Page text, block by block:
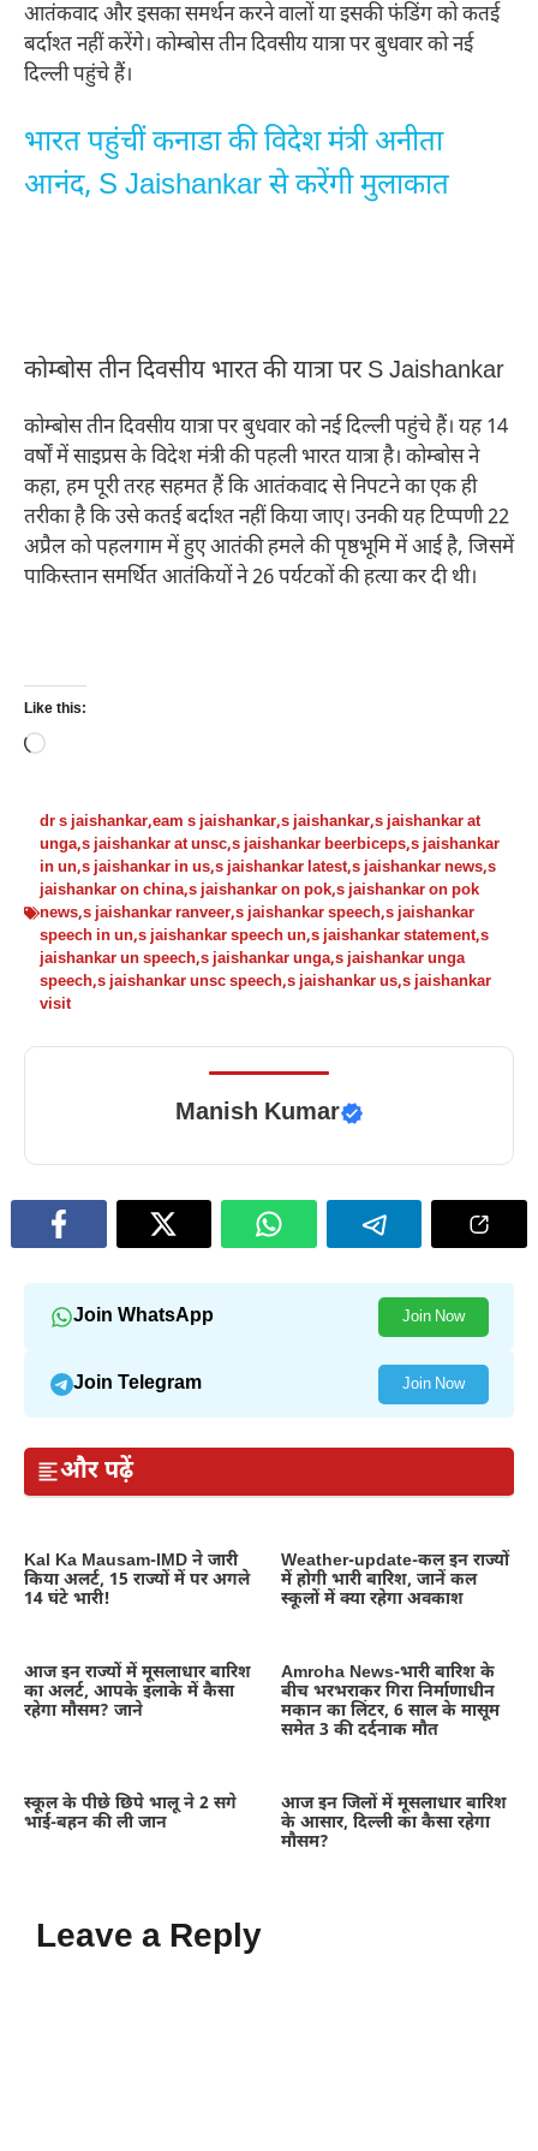
आतंकवाद और इसका समर्थन करने वालों या इसकी फंडिंग को कतई
बर्दाश्त नहीं करेंगे। कोम्बोस तीन दिवसीय यात्रा पर बुधवार को नई
दिल्ली पहुंचे हैं।
भारत पहुंचीं कनाडा की विदेश मंत्री अनीता
आनंद, S Jaishankar से करेंगी मुलाकात
कोम्बोस तीन दिवसीय भारत की यात्रा पर S Jaishankar
कोम्बोस तीन दिवसीय यात्रा पर बुधवार को नई दिल्ली पहुंचे हैं। यह 14
वर्षों में साइप्रस के विदेश मंत्री की पहली भारत यात्रा है। कोम्बोस ने
कहा, हम पूरी तरह सहमत हैं कि आतंकवाद से निपटने का एक ही
तरीका है कि उसे कतई बर्दाश्त नहीं किया जाए। उनकी यह टिप्पणी 22
अप्रैल को पहलगाम में हुए आतंकी हमले की पृष्ठभूमि में आई है, जिसमें
पाकिस्तान समर्थित आतंकियों ने 26 पर्यटकों की हत्या कर दी थी।
Like this:
Loading…
dr s jaishankar,eam s jaishankar,s jaishankar,s jaishankar at
unga,s jaishankar at unsc,s jaishankar beerbiceps,s jaishankar
in un,s jaishankar in us,s jaishankar latest,s jaishankar news,s
jaishankar on china,s jaishankar on pok,s jaishankar on pok
news,s jaishankar ranveer,s jaishankar speech,s jaishankar
speech in un,s jaishankar speech un,s jaishankar statement,s
jaishankar un speech,s jaishankar unga,s jaishankar unga
speech,s jaishankar unsc speech,s jaishankar us,s jaishankar
visit
Manish Kumar
Join WhatsApp Join Now
Join Telegram Join Now
और पढ़ें
Kal Ka Mausam-IMD ने जारी
किया अलर्ट, 15 राज्यों में पर अगले
14 घंटे भारी!
Weather-update-कल इन राज्यों
में होगी भारी बारिश, जानें कल
स्कूलों में क्या रहेगा अवकाश
आज इन राज्यों में मूसलाधार बारिश
का अलर्ट, आपके इलाके में कैसा
रहेगा मौसम? जाने
Amroha News-भारी बारिश के
बीच भरभराकर गिरा निर्माणाधीन
मकान का लिंटर, 6 साल के मासूम
समेत 3 की दर्दनाक मौत
स्कूल के पीछे छिपे भालू ने 2 सगे
भाई-बहन की ली जान
आज इन जिलों में मूसलाधार बारिश
के आसार, दिल्ली का कैसा रहेगा
मौसम?
Leave a Reply